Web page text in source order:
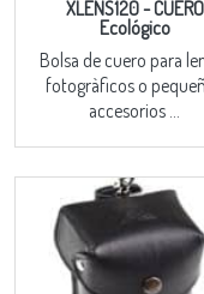
XLENS120 - CUERO
Ecológico
Bolsa de cuero para
fotogràficos o
accesorios ...